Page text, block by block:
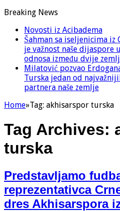
Breaking News
Novosti iz Acibadema
Šahman sa iseljenicima iz
je važnost naše
odnosa između dvije
Milatović pozvao
Turska jedan od
partnera naše zemlje
Home»Tag: akhisarspor turska
Tag Archives:
turska
Predstavljamo
reprezentativca
dres Akhisarspora